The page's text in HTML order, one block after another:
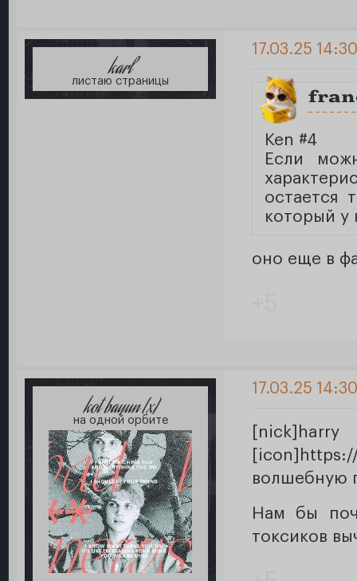
karl
листаю страницы
17.03.25
Ken #4
Если
остается
который у
оно еще в
kot bayun [x]
на одной орбите
17.03.25
волшебную
Нам бы
токсиков